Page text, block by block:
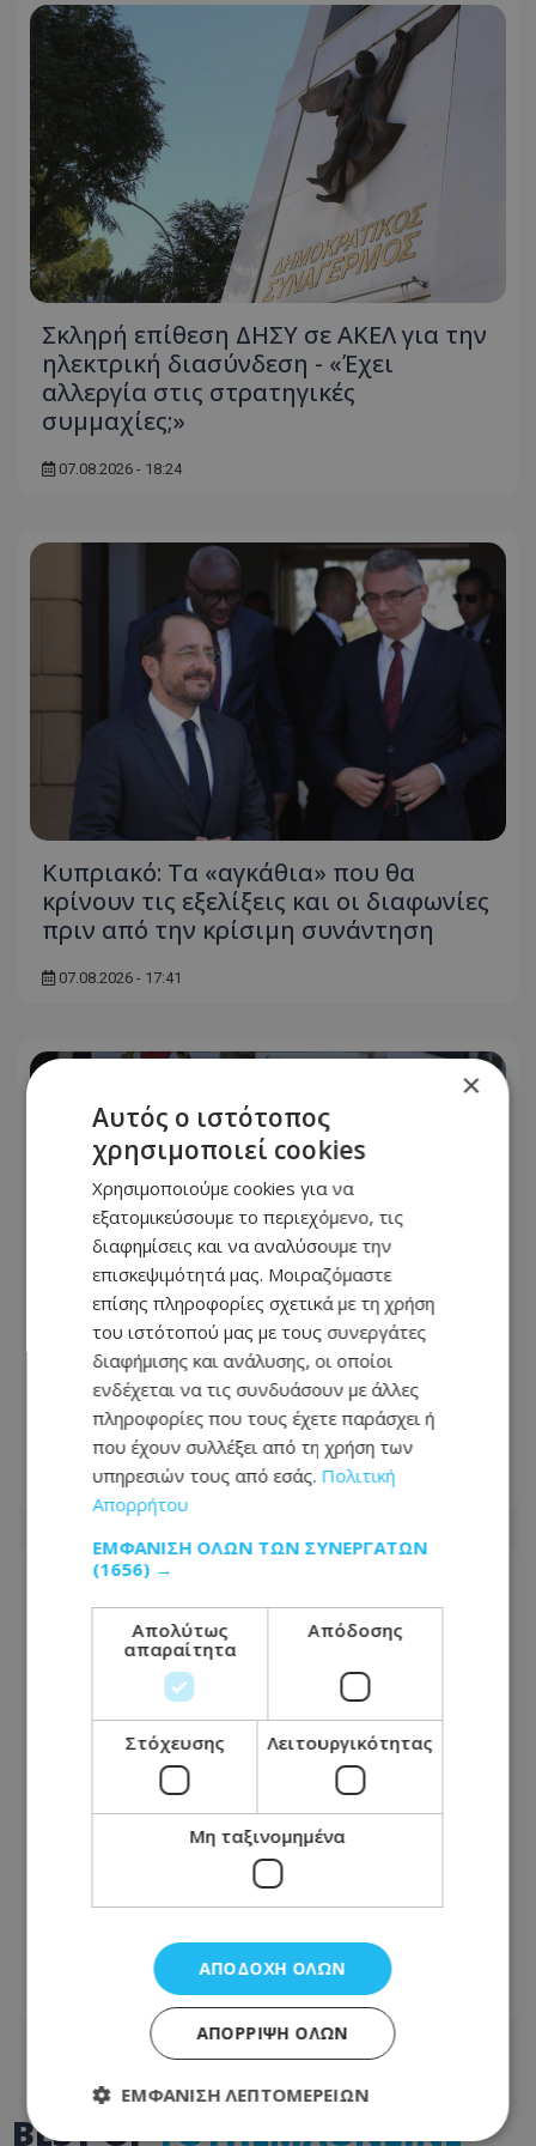
Σκληρή επίθεση ΔΗΣΥ σε ΑΚΕΛ για την
ηλεκτρική διασύνδεση - «Έχει
αλλεργία στις στρατηγικές
συμμαχίες;»
07.08.2026 - 18:24
Κυπριακό: Τα «αγκάθια» που θα
κρίνουν τις εξελίξεις και οι διαφωνίες
πριν από την κρίσιμη συνάντηση
07.08.2026 - 17:41
Θρίλερ στην ΕΔΕΚ με τις
υποψηφιότητες: Στο μικροσκόπιο η
Σοφία Χριστοδούλου Μακρή
07.08.2026 - 06:43
Το restart Χριστοδουλίδη: Η
τελευταία ευκαιρία πριν από τη
μεγάλη πολιτική μάχη του 2028
07.08.2026 - 06:21
BEST OFTOTHEMAONLINE
×
Αυτός ο ιστότοπος
χρησιμοποιεί cookies
Χρησιμοποιούμε cookies για να
εξατομικεύσουμε το περιεχόμενο, τις
διαφημίσεις και να αναλύσουμε την
επισκεψιμότητά μας. Μοιραζόμαστε
επίσης πληροφορίες σχετικά με τη χρήση
του ιστότοπού μας με τους συνεργάτες
διαφήμισης και ανάλυσης, οι οποίοι
ενδέχεται να τις συνδυάσουν με άλλες
πληροφορίες που τους έχετε παράσχει ή
που έχουν συλλέξει από τη χρήση των
υπηρεσιών τους από εσάς. Πολιτική
Απορρήτου
ΕΜΦΆΝΙΣΗ ΌΛΩΝ ΤΩΝ ΣΥΝΕΡΓΑΤΏΝ
(1656) →
Απολύτως
απαραίτητα
Απόδοσης
Στόχευσης Λειτουργικότητας
Μη ταξινομημένα
ΑΠΟΔΟΧΉ ΌΛΩΝ
ΑΠΌΡΡΙΨΗ ΌΛΩΝ
ΕΜΦΆΝΙΣΗ ΛΕΠΤΟΜΕΡΕΙΏΝ